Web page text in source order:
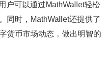
户可以通过MathWallet轻松
同时，MathWallet还提供了
货币市场动态，做出明智的